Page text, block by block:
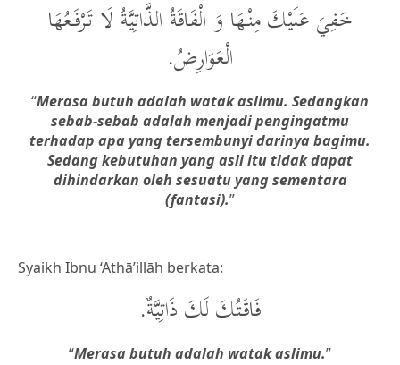
خَفِيَ عَلَيْكَ مِنْهَا وَ الْفَاقَةُ الذَّاتِيَّةُ لَا تَرْفَعُهَا
الْعَوَارِضُ.
“Merasa butuh adalah watak aslimu. Sedangkan
sebab-sebab adalah menjadi pengingatmu
terhadap apa yang tersembunyi darinya bagimu.
Sedang kebutuhan yang asli itu tidak dapat
dihindarkan oleh sesuatu yang sementara
(fantasi).”
Syaikh Ibnu ‘Athā’illāh berkata:
فَاقَتُكَ لَكَ ذَاتِيَّةٌ.
“Merasa butuh adalah watak aslimu.”